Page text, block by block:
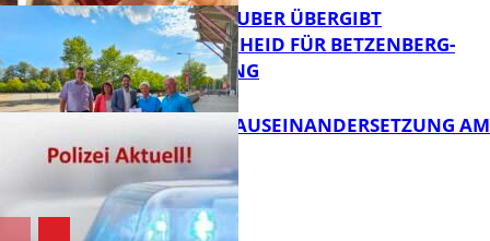
FB Kultur
MINISTER TEUBER ÜBERGIBT
FÖRDERBESCHEID FÜR BETZENBERG-
ENTWICKLUNG
HANDFESTE AUSEINANDERSETZUNG AM
PFAFFPLATZ